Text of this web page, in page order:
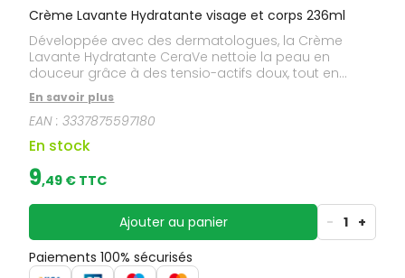
Crème Lavante Hydratante visage et corps 236ml
Développée avec des dermatologues, la Crème
Lavante Hydratante CeraVe nettoie la peau en
douceur grâce à des tensio-actifs doux, tout en
restaurant la barrière cutanée grâce à sa formule
enrichie aux 3 céramides essentiels et à l'acide
hyaluronique. La Technologie MVE®, véritable
prouesse technique et scientifique, contenue dans la
Crème Lavante Hydratante permet d'encapsuler les
actifs et de les diffuser de manière prolongée dans
la peau pour une hydratation longue durée. Texture
crémeuse hydratante non moussante. Formule
visage et corps. Testée et approuvée par
l'Association Française de l'Eczema. Sans parfum.
Hypoallergénique. Non-comédogène. Pour toute la
famille.
En savoir plus
EAN :3337875597180
En stock
9,49 € TTC
Ajouter au panier - 1 +
Paiements 100% sécurisés